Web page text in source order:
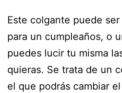
Este colgante puede
para un cumpleaños, o
puedes lucir tu misma
quieras. Se trata de un
el que podrás cambiar